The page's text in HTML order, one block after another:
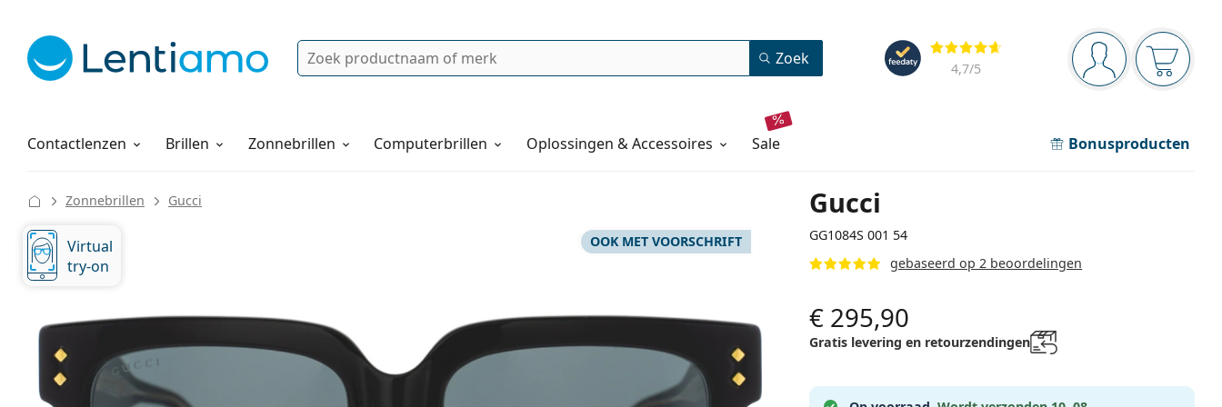
Navigatie
Je bent ingelogd
Jouw
Beoordelingen
4,7/5
Zoek Zoek
Contactlenzen
Lenzenvloeistoffen Brillen Zonnebrillen Computerbrillen Oplossingen & Accessoires sale Bonusproducten
Hoe bestellen
Gucci
GG1084S 001 54
gebaseerd op 2 beoordelingen
Zonnebrillen Gucci
OOK MET VOORSCHRIFT
Virtual
try-on
€ 295,90
Gratis levering en retourzendingen